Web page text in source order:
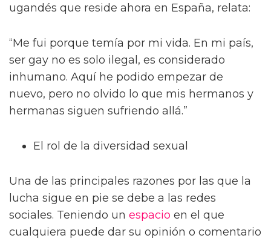
ugandés que reside ahora en España, relata:
“Me fui porque temía por mi vida. En mi país,
ser gay no es solo ilegal, es considerado
inhumano. Aquí he podido empezar de
nuevo, pero no olvido lo que mis hermanos y
hermanas siguen sufriendo allá.”
El rol de la diversidad sexual
Una de las principales razones por las que la
lucha sigue en pie se debe a las redes
sociales. Teniendo un espacio en el que
cualquiera puede dar su opinión o comentario